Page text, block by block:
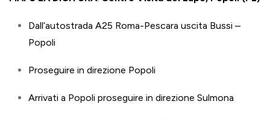
Dall’autostrada A25 Roma-Pescara uscita Bussi –
Popoli
Proseguire in direzione Popoli
Arrivati a Popoli proseguire in direzione Sulmona